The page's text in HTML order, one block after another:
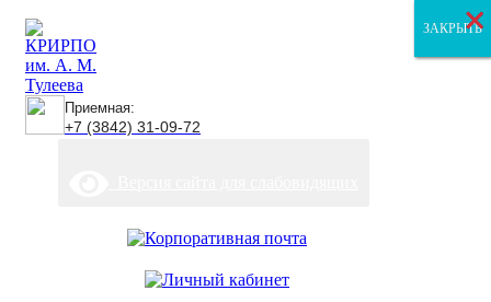
Приемная:
+7 (3842) 31-09-72
ЗАКРЫТЬ
ЗАКРЫТЬ
ЗАКРЫТЬ
×
×
×